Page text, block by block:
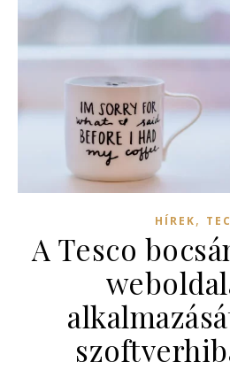
HÍREK,
A Tesco